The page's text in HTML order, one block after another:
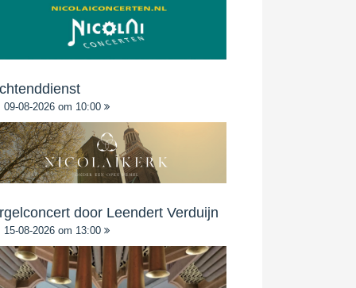
09-08-2026 om 10:00
door Leendert Verduijn
15-08-2026 om 13:00